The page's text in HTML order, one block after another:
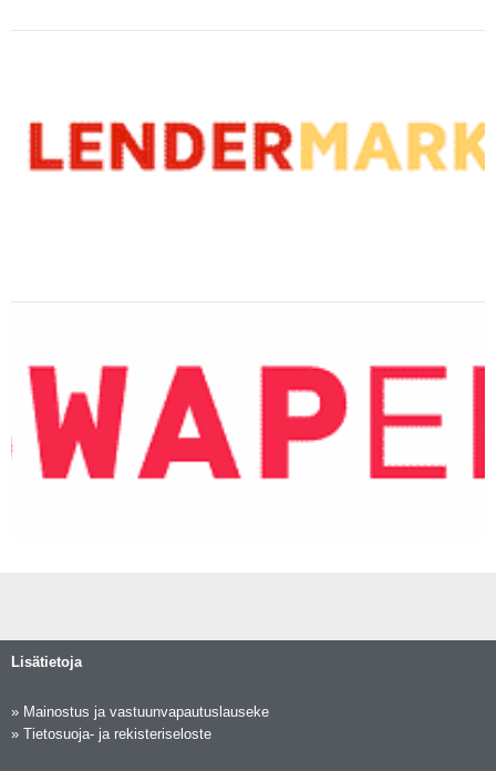
Lisätietoja
» Mainostus ja vastuunvapautuslauseke
» Tietosuoja- ja rekisteriseloste